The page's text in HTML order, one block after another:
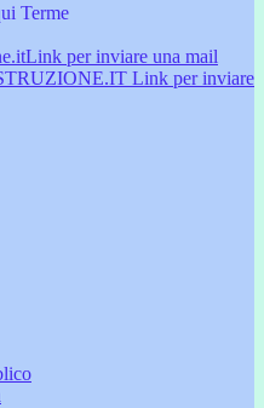
Terme
Link per inviare una mail
Link per inviare